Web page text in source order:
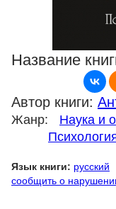
Название
Автор книги:
Жанр: Наука и
Язык книги: русский
сообщить о